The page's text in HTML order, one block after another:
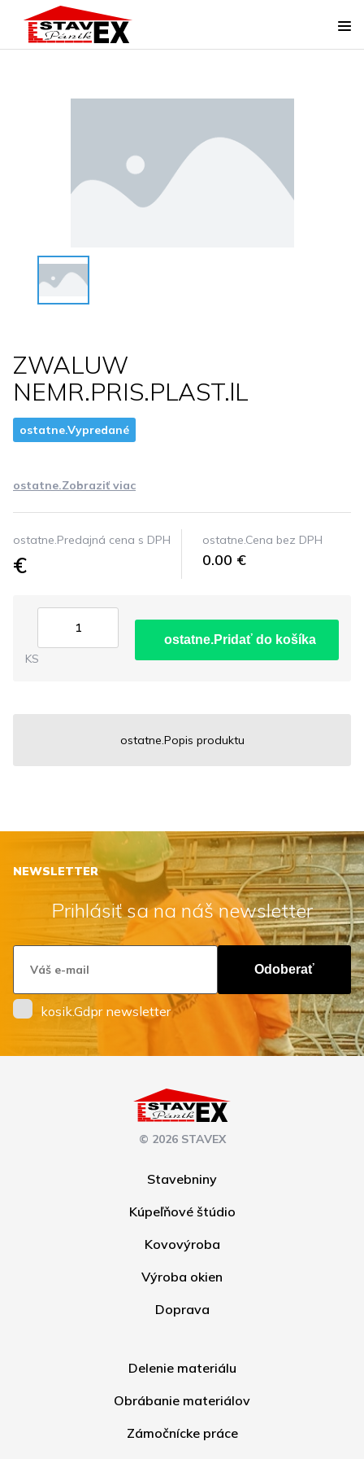
ZWALUW
NEMR.PRIS.PLAST.lL
ostatne.Vypredané
ostatne.Zobraziť viac
ostatne.Predajná cena s DPH
€
ostatne.Cena bez DPH
0.00 €
KS
ostatne.Pridať do košíka
ostatne.Popis produktu
NEWSLETTER
Prihlásiť sa na náš newsletter
Odoberať
kosik.Gdpr newsletter
© 2026 STAVEX
Stavebniny
Kúpeľňové štúdio
Kovovýroba
Výroba okien
Doprava
Delenie materiálu
Obrábanie materiálov
Zámočnícke práce